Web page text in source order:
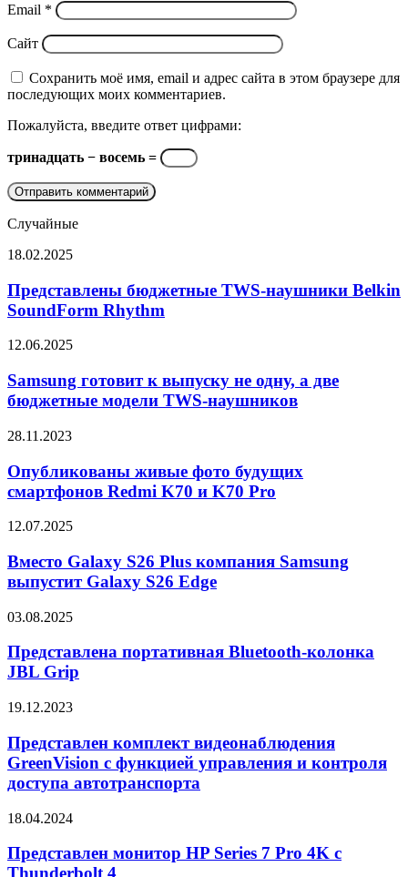
Email *
Сайт
Сохранить моё имя, email и адрес сайта в этом браузере для
последующих моих комментариев.
Пожалуйста, введите ответ цифрами:
тринадцать − восемь =
Случайные
Представлены
TWS-
наушники
Belkin
Rhythm
18.02.2025
Представлены бюджетные TWS-наушники Belkin
SoundForm Rhythm
Samsung
к
выпуску
не
а
бюджетные
модели
наушников
12.06.2025
Samsung готовит к выпуску не одну, а две
бюджетные модели TWS-наушников
Опубликованы
фото
будущих
смартфонов
K70
K70
Pro
28.11.2023
Опубликованы живые фото будущих
смартфонов Redmi K70 и K70 Pro
Вместо
S26
Plus
компания
выпустит
S26
Edge
12.07.2025
Вместо Galaxy S26 Plus компания Samsung
выпустит Galaxy S26 Edge
Представлена
Bluetooth-
колонка
JBL
03.08.2025
Представлена портативная Bluetooth-колонка
JBL Grip
Представлен
видеонаблюдения
GreenVision
с
функцией
и
доступа
автотранспорта
19.12.2023
Представлен комплект видеонаблюдения
GreenVision с функцией управления и контроля
доступа автотранспорта
Представлен
HP
Series
18.04.2024
Представлен монитор HP Series 7 Pro 4K с
Thunderbolt 4